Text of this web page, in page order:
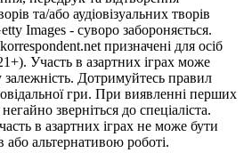
та/або аудіовізуальних творів
Images - суворо забороняється.
призначені для осіб
Участь в азартних іграх може
залежність. Дотримуйтесь правил
гри. При виявленні перших
зверніться до спеціаліста.
в азартних іграх не може бути
або альтернативою роботі.